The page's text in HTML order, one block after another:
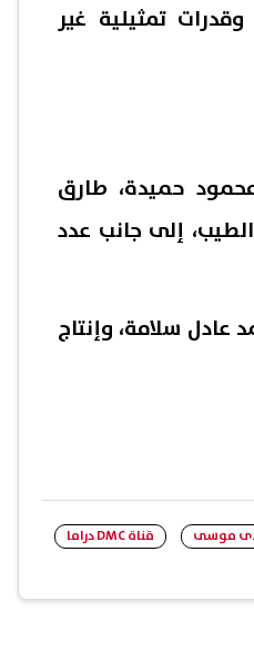
تمثيلية غير
حميدة، طارق
إلى جانب عدد
سلامة، وإنتاج
موسى قناة DMC دراما